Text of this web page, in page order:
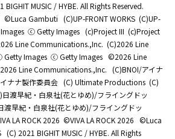
BIGHIT MUSIC / HYBE. All Rights Reserved.
©Luca Gambuti (C)UP-FRONT WORKS (C)UP-
ⓒ Getty Images (c)Project III (c)Project
Line Communications.,Inc. (C)2026 Line
Images ⓒ Getty Images ©2026 Line
Line Communications.,Inc. (C)BNOI/アイナ
ナナ製作委員会 (C) Ultimate Productions (C)
日渡早紀・白泉社(花とゆめ)/フライングドッ
渡早紀・白泉社(花とゆめ)/フライングドッ
LA ROCK 2026 ©️VIVA LA ROCK 2026 ©Luca
(C) 2021 BIGHIT MUSIC / HYBE. All Rights